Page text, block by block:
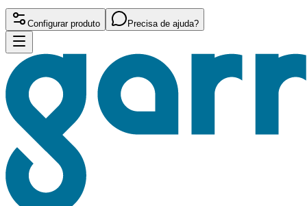
Configurar produto Precisa de ajuda?